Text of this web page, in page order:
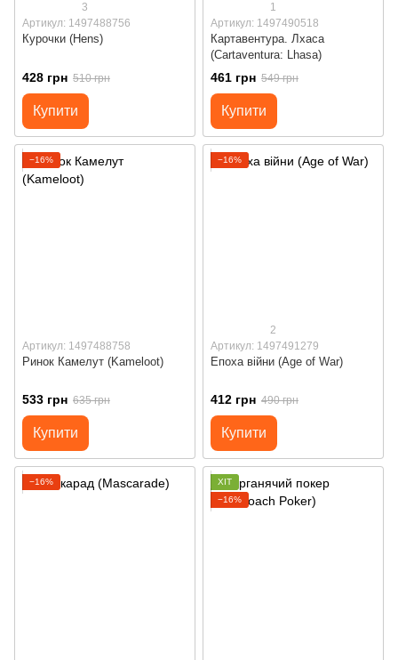
3
Артикул: 1497488756
Курочки (Hens)
428 грн 510 грн
Купити
1
Артикул: 1497490518
Картавентура. Лхаса
(Cartaventura: Lhasa)
461 грн 549 грн
Купити
−16%
Артикул: 1497488758
Ринок Камелут (Kameloot)
533 грн 635 грн
Купити
−16%
2
Артикул: 1497491279
Епоха війни (Age of War)
412 грн 490 грн
Купити
−16%
ХІТ
−16%